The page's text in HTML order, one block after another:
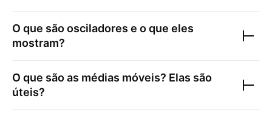
O que são osciladores e o que eles
mostram?
O que são as médias móveis? Elas são
úteis?